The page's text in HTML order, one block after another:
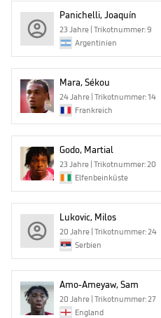
Panichelli, Joaquín
23 Jahre | Trikotnummer: 9
Argentinien
Mara, Sékou
24 Jahre | Trikotnummer: 14
Frankreich
Godo, Martial
23 Jahre | Trikotnummer: 20
Elfenbeinküste
Lukovic, Milos
20 Jahre | Trikotnummer: 24
Serbien
Amo-Ameyaw, Sam
20 Jahre | Trikotnummer: 27
England